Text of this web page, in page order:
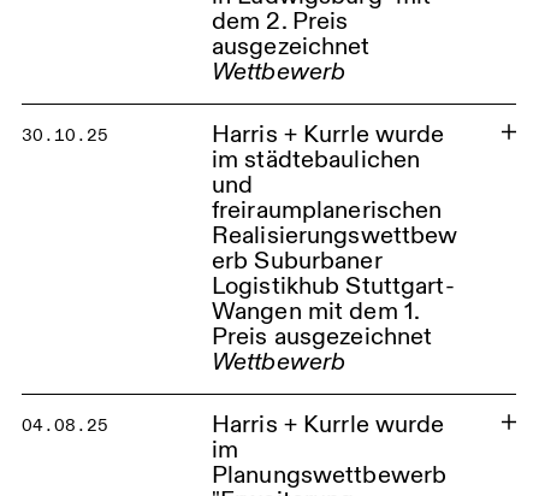
dem 2. Preis
ausgezeichnet
Wettbewerb
Wohn- und Geschäftshaus
Ludwigsburg
30.10.25
Harris + Kurrle wurde
im städtebaulichen
und
freiraumplanerischen
Realisierungswettbew
erb Suburbaner
Logistikhub Stuttgart-
Wangen mit dem 1.
Preis ausgezeichnet
Wettbewerb
04.08.25
Harris + Kurrle wurde
im
Planungswettbewerb